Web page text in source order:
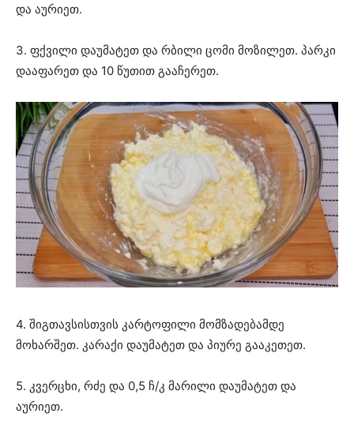
და აურიეთ.
3. ფქვილი დაუმატეთ და რბილი ცომი მოზილეთ. პარკი
დააფარეთ და 10 წუთით გააჩერეთ.
4. შიგთავსისთვის კარტოფილი მომზადებამდე
მოხარშეთ. კარაქი დაუმატეთ და პიურე გააკეთეთ.
5. კვერცხი, რძე და 0,5 ჩ/კ მარილი დაუმატეთ და
აურიეთ.